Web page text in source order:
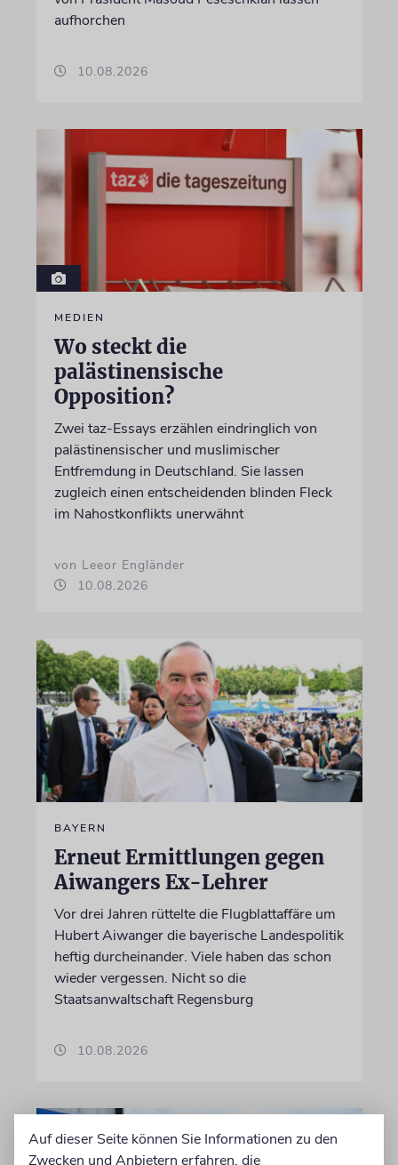
aufhorchen
10.08.2026
MEDIEN
Wo steckt die
palästinensische
Opposition?
Zwei taz-Essays erzählen eindringlich von
palästinensischer und muslimischer
Entfremdung in Deutschland. Sie lassen
zugleich einen entscheidenden blinden Fleck
im Nahostkonflikts unerwähnt
von Leeor Engländer
10.08.2026
BAYERN
Erneut Ermittlungen gegen
Aiwangers Ex-Lehrer
Vor drei Jahren rüttelte die Flugblattaffäre um
Hubert Aiwanger die bayerische Landespolitik
heftig durcheinander. Viele haben das schon
wieder vergessen. Nicht so die
Staatsanwaltschaft Regensburg
10.08.2026
Auf dieser Seite können Sie Informationen zu den
Zwecken und Anbietern erfahren, die